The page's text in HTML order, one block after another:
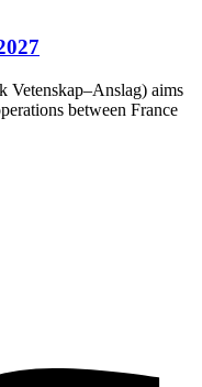
Vetenskap–Anslag) aims
between France